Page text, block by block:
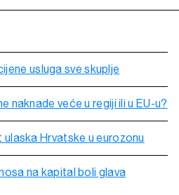
usluga sve skuplje
naknade veće u regiji ili u EU-u?
Hrvatske u eurozonu
na kapital boli glava